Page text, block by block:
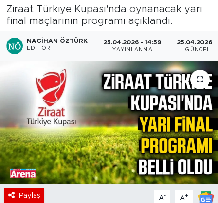
Ziraat Türkiye Kupası'nda oynanacak yarı
final maçlarının programı açıklandı.
NAGIHAN ÖZTÜRK
EDITÖR
25.04.2026 - 14:59
YAYINLANMA
25.04.2026 -
Paylaş A- A+